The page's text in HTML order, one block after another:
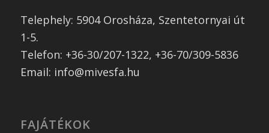
Telephely: 5904 Orosháza, Szentetornyai út
1-5.
Telefon: +36-30/207-1322, +36-70/309-5836
Email: info@mivesfa.hu
FAJÁTÉKOK